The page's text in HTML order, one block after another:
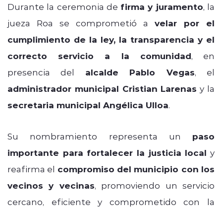
Durante la ceremonia de firma y juramento, la
jueza Roa se comprometió a velar por el
cumplimiento de la ley, la transparencia y el
correcto servicio a la comunidad, en
presencia del alcalde Pablo Vegas, el
administrador municipal Cristian Larenas y la
secretaria municipal Angélica Ulloa.
Su nombramiento representa un paso
importante para fortalecer la justicia local y
reafirma el compromiso del municipio con los
vecinos y vecinas, promoviendo un servicio
cercano, eficiente y comprometido con la